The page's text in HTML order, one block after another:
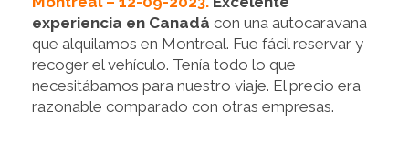
experiencia en Canadá con una autocaravana
que alquilamos en Montreal. Fue fácil reservar y
recoger el vehículo. Tenía todo lo que
necesitábamos para nuestro viaje. El precio era
razonable comparado con otras empresas.